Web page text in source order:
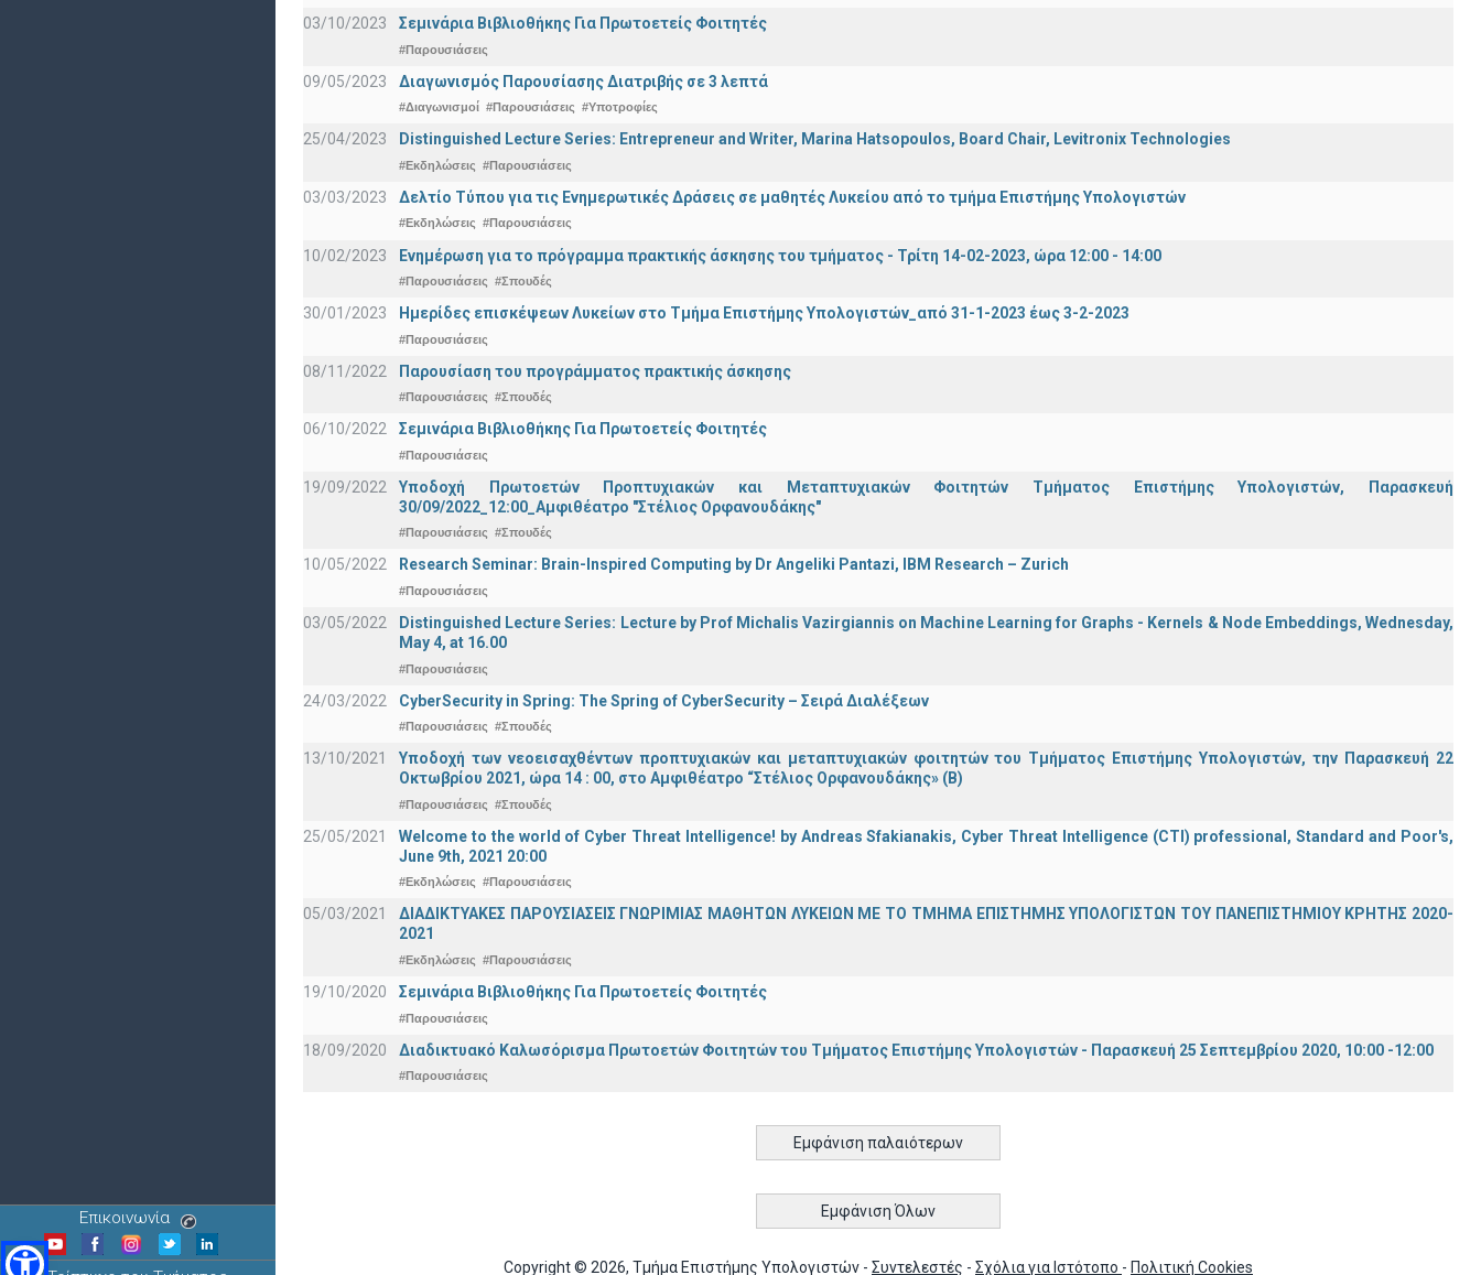
Επικοινωνία
03/10/2023 Σεμινάρια Βιβλιοθήκης Για Πρωτοετείς Φοιτητές
#Παρουσιάσεις
09/05/2023 Διαγωνισμός Παρουσίασης Διατριβής σε 3 λεπτά
#Διαγωνισμοί #Παρουσιάσεις #Υποτροφίες
25/04/2023 Distinguished Lecture Series: Entrepreneur and Writer, Marina Hatsopoulos, Board Chair, Levitronix Technologies
#Εκδηλώσεις #Παρουσιάσεις
03/03/2023 Δελτίο Τύπου για τις Ενημερωτικές Δράσεις σε μαθητές Λυκείου από το τμήμα Επιστήμης Υπολογιστών
#Εκδηλώσεις #Παρουσιάσεις
10/02/2023 Ενημέρωση για το πρόγραμμα πρακτικής άσκησης του τμήματος - Τρίτη 14-02-2023, ώρα 12:00 - 14:00
#Παρουσιάσεις #Σπουδές
30/01/2023 Ημερίδες επισκέψεων Λυκείων στο Τμήμα Επιστήμης Υπολογιστών_από 31-1-2023 έως 3-2-2023
#Παρουσιάσεις
08/11/2022 Παρουσίαση του προγράμματος πρακτικής άσκησης
#Παρουσιάσεις #Σπουδές
06/10/2022 Σεμινάρια Βιβλιοθήκης Για Πρωτοετείς Φοιτητές
#Παρουσιάσεις
19/09/2022
Υποδοχή Πρωτοετών Προπτυχιακών και Μεταπτυχιακών Φοιτητών Τμήματος Επιστήμης Υπολογιστών, Παρασκευή
30/09/2022_12:00_Αμφιθέατρο "Στέλιος Ορφανουδάκης"
#Παρουσιάσεις #Σπουδές
10/05/2022 Research Seminar: Brain-Inspired Computing by Dr Angeliki Pantazi, IBM Research – Zurich
#Παρουσιάσεις
03/05/2022
Distinguished Lecture Series: Lecture by Prof Michalis Vazirgiannis on Machine Learning for Graphs - Kernels & Νode Εmbeddings, Wednesday,
May 4, at 16.00
#Παρουσιάσεις
24/03/2022 CyberSecurity in Spring: The Spring of CyberSecurity – Σειρά Διαλέξεων
#Παρουσιάσεις #Σπουδές
13/10/2021
Υποδοχή των νεοεισαχθέντων προπτυχιακών και μεταπτυχιακών φοιτητών του Τμήματος Επιστήμης Υπολογιστών, την Παρασκευή 22
Οκτωβρίου 2021, ώρα 14 : 00, στο Αμφιθέατρο “Στέλιος Ορφανουδάκης» (Β)
#Παρουσιάσεις #Σπουδές
25/05/2021
Welcome to the world of Cyber Threat Intelligence! by Andreas Sfakianakis, Cyber Threat Intelligence (CTI) professional, Standard and Poor's,
June 9th, 2021 20:00
#Εκδηλώσεις #Παρουσιάσεις
05/03/2021
ΔΙΑΔΙΚΤΥΑΚΕΣ ΠΑΡΟΥΣΙΑΣΕΙΣ ΓΝΩΡΙΜΙΑΣ ΜΑΘΗΤΩΝ ΛΥΚΕΙΩΝ ΜΕ ΤΟ ΤΜΗΜΑ ΕΠΙΣΤΗΜΗΣ ΥΠΟΛΟΓΙΣΤΩΝ ΤΟΥ ΠΑΝΕΠΙΣΤΗΜΙΟΥ ΚΡΗΤΗΣ 2020-
2021
#Εκδηλώσεις #Παρουσιάσεις
19/10/2020 Σεμινάρια Βιβλιοθήκης Για Πρωτοετείς Φοιτητές
#Παρουσιάσεις
18/09/2020 Διαδικτυακό Καλωσόρισμα Πρωτοετών Φοιτητών του Τμήματος Επιστήμης Υπολογιστών - Παρασκευή 25 Σεπτεμβρίου 2020, 10:00 -12:00
#Παρουσιάσεις
Εμφάνιση παλαιότερων
Εμφάνιση Όλων
Copyright © 2026, Τμήμα Επιστήμης Υπολογιστών - Συντελεστές - Σχόλια για Ιστότοπο - Πολιτική Cookies